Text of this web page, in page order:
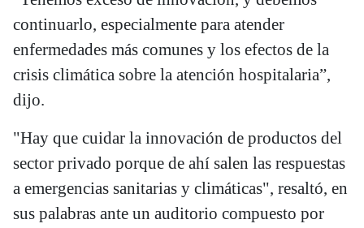
continuarlo, especialmente para atender
enfermedades más comunes y los efectos de la
crisis climática sobre la atención hospitalaria”,
dijo.
"Hay que cuidar la innovación de productos del
sector privado porque de ahí salen las respuestas
a emergencias sanitarias y climáticas", resaltó, en
sus palabras ante un auditorio compuesto por